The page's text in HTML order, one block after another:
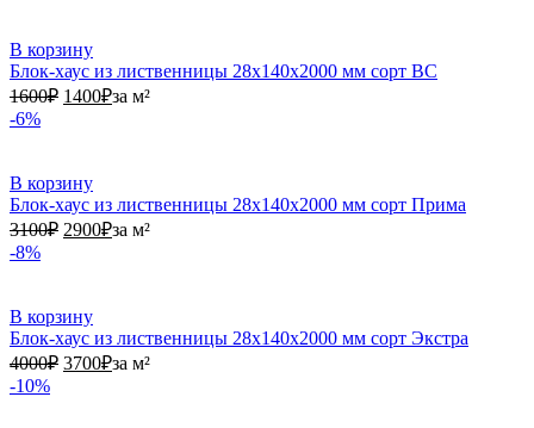
В корзину
Блок-хаус из лиственницы 28х140х2000 мм сорт ВС
1600₽ 1600₽.
1400₽1400₽.
за м²
-6%
В корзину
Блок-хаус из лиственницы 28х140х2000 мм сорт Прима
3100₽ 3100₽.
2900₽2900₽.
за м²
-8%
В корзину
Блок-хаус из лиственницы 28х140х2000 мм сорт Экстра
4000₽ 4000₽.
3700₽3700₽.
за м²
-10%